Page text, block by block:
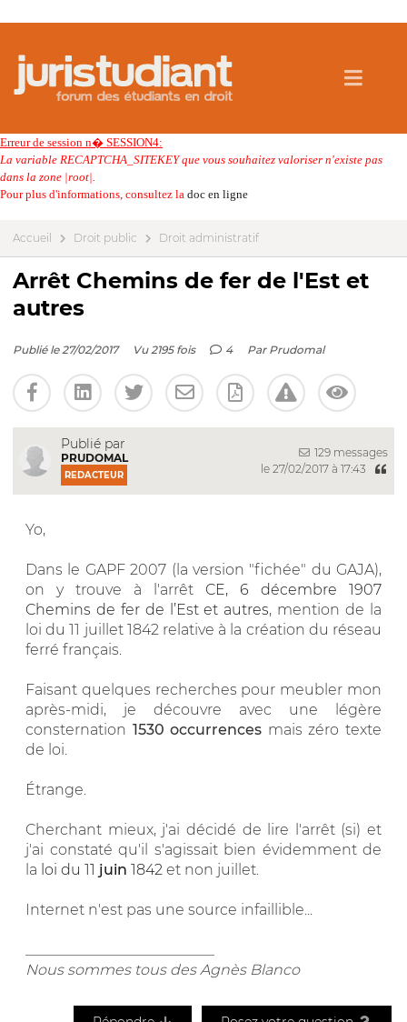
Erreur de session n� SESSION4:
La variable RECAPTCHA_SITEKEY que vous souhaitez valoriser n'existe pas
dans la zone |root|.
Pour plus d'informations, consultez la doc en ligne
Accueil Droit public Droit administratif
Arrêt Chemins de fer de l'Est et
autres
Publié le 27/02/2017 Vu 2195 fois 4 Par Prudomal
Publié par
PRUDOMAL
REDACTEUR
129 messages
le 27/02/2017 à 17:43
Yo,
Dans le GAPF 2007 (la version "fichée" du GAJA),
on y trouve à l'arrêt CE, 6 décembre 1907
Chemins de fer de l’Est et autres, mention de la
loi du 11 juillet 1842 relative à la création du réseau
ferré français.
Faisant quelques recherches pour meubler mon
après-midi, je découvre avec une légère
consternation 1530 occurrences mais zéro texte
de loi.
Étrange.
Cherchant mieux, j'ai décidé de lire l'arrêt (si) et
j'ai constaté qu'il s'agissait bien évidemment de
la loi du 11 juin 1842 et non juillet.
Internet n'est pas une source infaillible...
Nous sommes tous des Agnès Blanco